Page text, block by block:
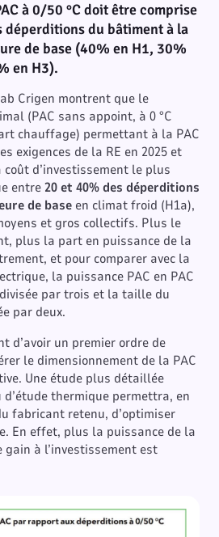
à 0/50 °C doit être comprise
déperditions du bâtiment à la
de base (40% en H1, 30%
en H3).
Crigen montrent que le
(PAC sans appoint, à 0 °C
chauffage) permettant à la PAC
exigences de la RE en 2025 et
coût d’investissement le plus
entre20 et 40% des déperditions
de base en climat froid (H1a),
et gros collectifs. Plus le
plus la part en puissance de la
et pour comparer avec la
la puissance PAC en PAC
par trois et la taille du
par deux.
d’avoir un premier ordre de
le dimensionnement de la PAC
Une étude plus détaillée
thermique permettra, en
fabricant retenu, d’optimiser
En effet, plus la puissance de la
à l’investissement est